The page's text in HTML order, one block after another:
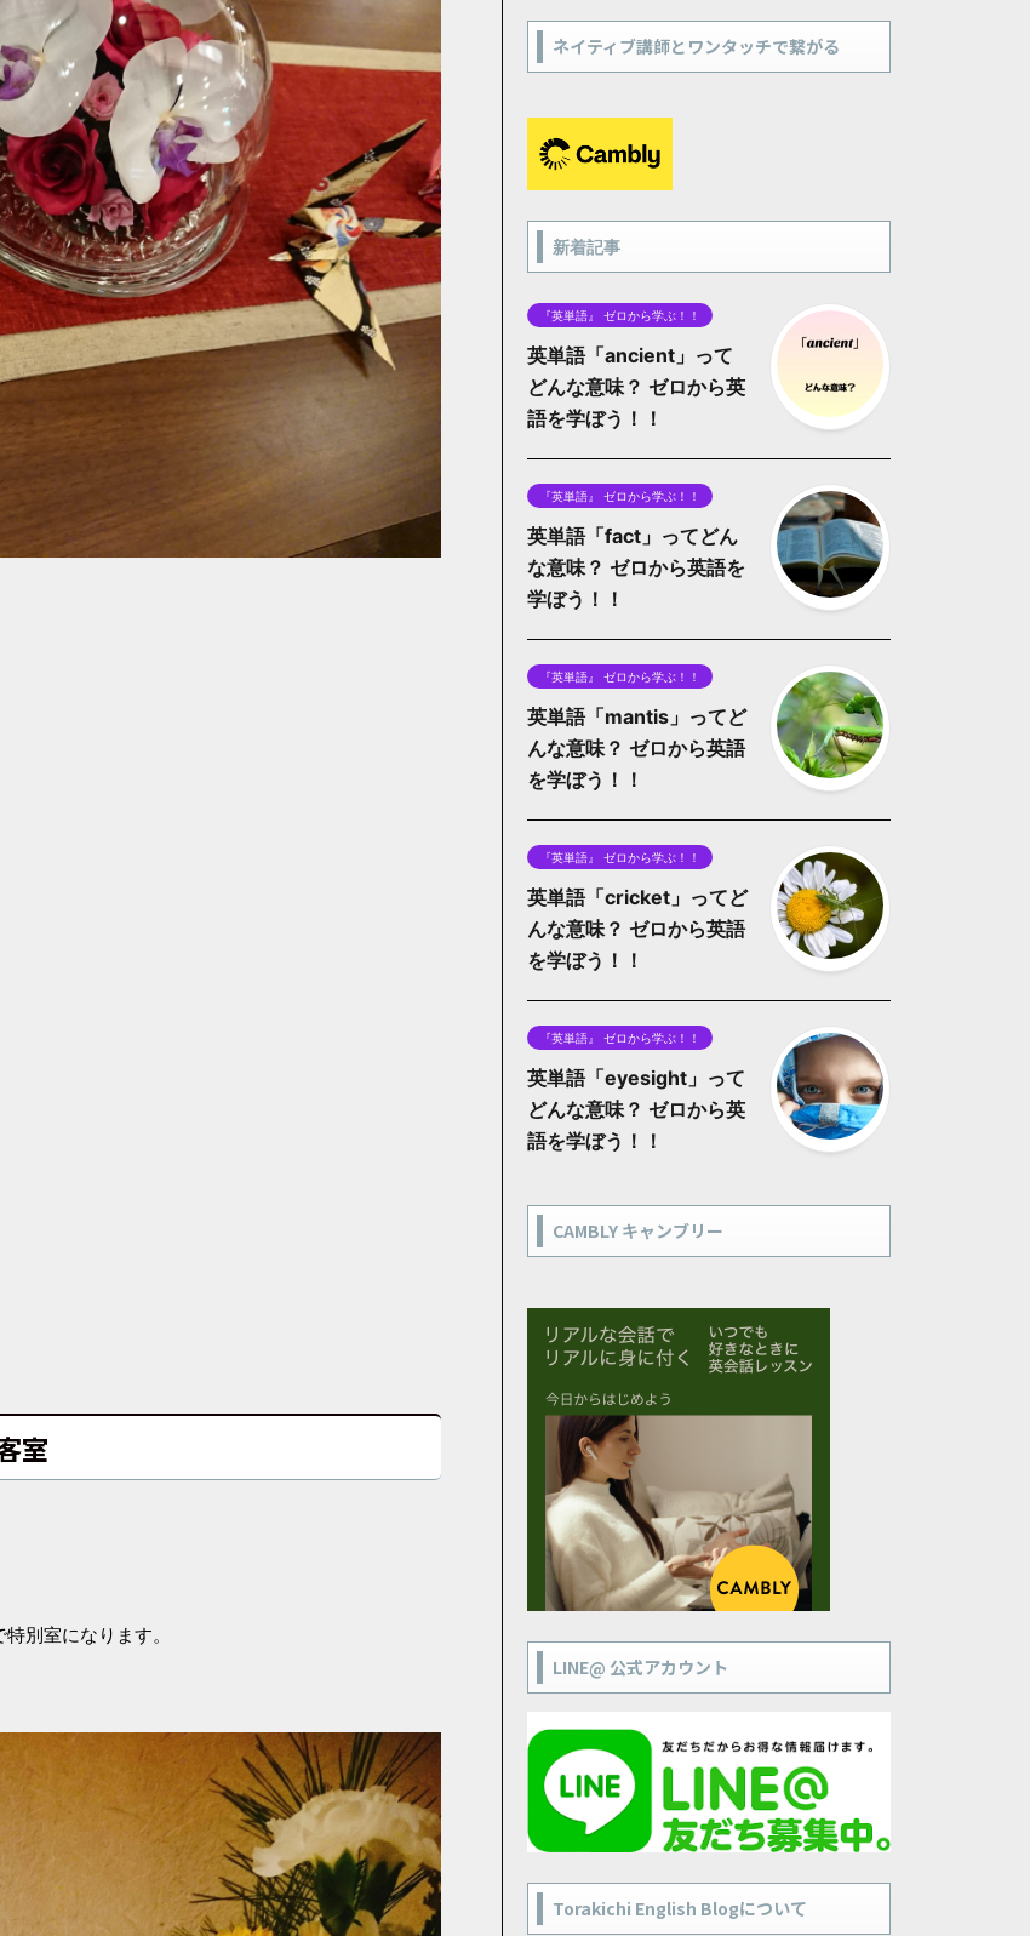
室
別室になります。
ネイティブ講師とワンタッチで繋がる
新着記事
『英単語』 ゼロから学ぶ！！
英単語「ancient」って
どんな意味？ ゼロから英
語を学ぼう！！
『英単語』 ゼロから学ぶ！！
英単語「fact」ってどん
な意味？ ゼロから英語を
学ぼう！！
『英単語』 ゼロから学ぶ！！
英単語「mantis」ってど
んな意味？ ゼロから英語
を学ぼう！！
『英単語』 ゼロから学ぶ！！
英単語「cricket」ってど
んな意味？ ゼロから英語
を学ぼう！！
『英単語』 ゼロから学ぶ！！
英単語「eyesight」って
どんな意味？ ゼロから英
語を学ぼう！！
CAMBLY キャンブリー
LINE@ 公式アカウント
Torakichi English Blogについて